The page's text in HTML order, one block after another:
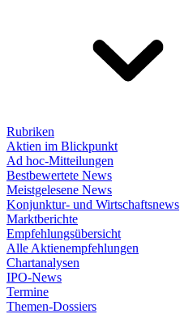
Rubriken
Aktien im Blickpunkt
Ad hoc-Mitteilungen
Bestbewertete News
Meistgelesene News
Konjunktur- und Wirtschaftsnews
Marktberichte
Empfehlungsübersicht
Alle Aktienempfehlungen
Chartanalysen
IPO-News
Termine
Themen-Dossiers